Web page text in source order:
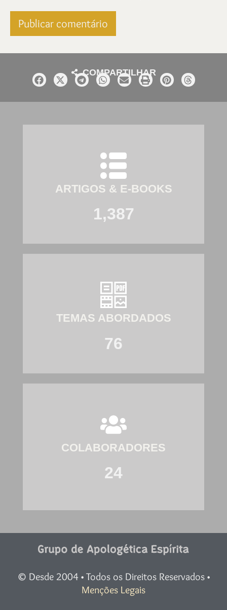
COMPARTILHAR
ARTIGOS & E-BOOKS
1,387
TEMAS ABORDADOS
76
COLABORADORES
24
© Desde 2004 • Todos os Direitos Reservados •
Menções Legais